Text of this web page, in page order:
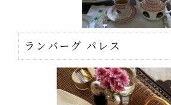
ランバーグ パレス